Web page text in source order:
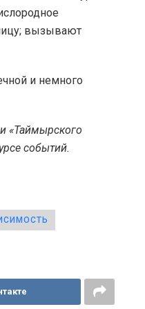
вызывают
и немного
«Таймырского
событий.